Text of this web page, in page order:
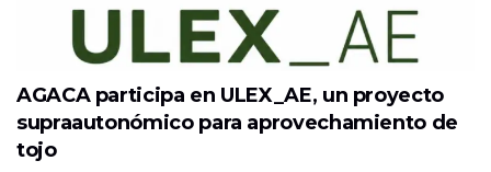
AGACA participa en ULEX_AE, un proyecto
supraautonómico para aprovechamiento de
tojo